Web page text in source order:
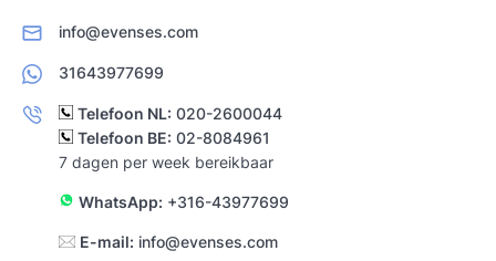
info@evenses.com
31643977699
Telefoon NL: 020-2600044
Telefoon BE: 02-8084961
7 dagen per week bereikbaar
WhatsApp: +316-43977699
E-mail: info@evenses.com